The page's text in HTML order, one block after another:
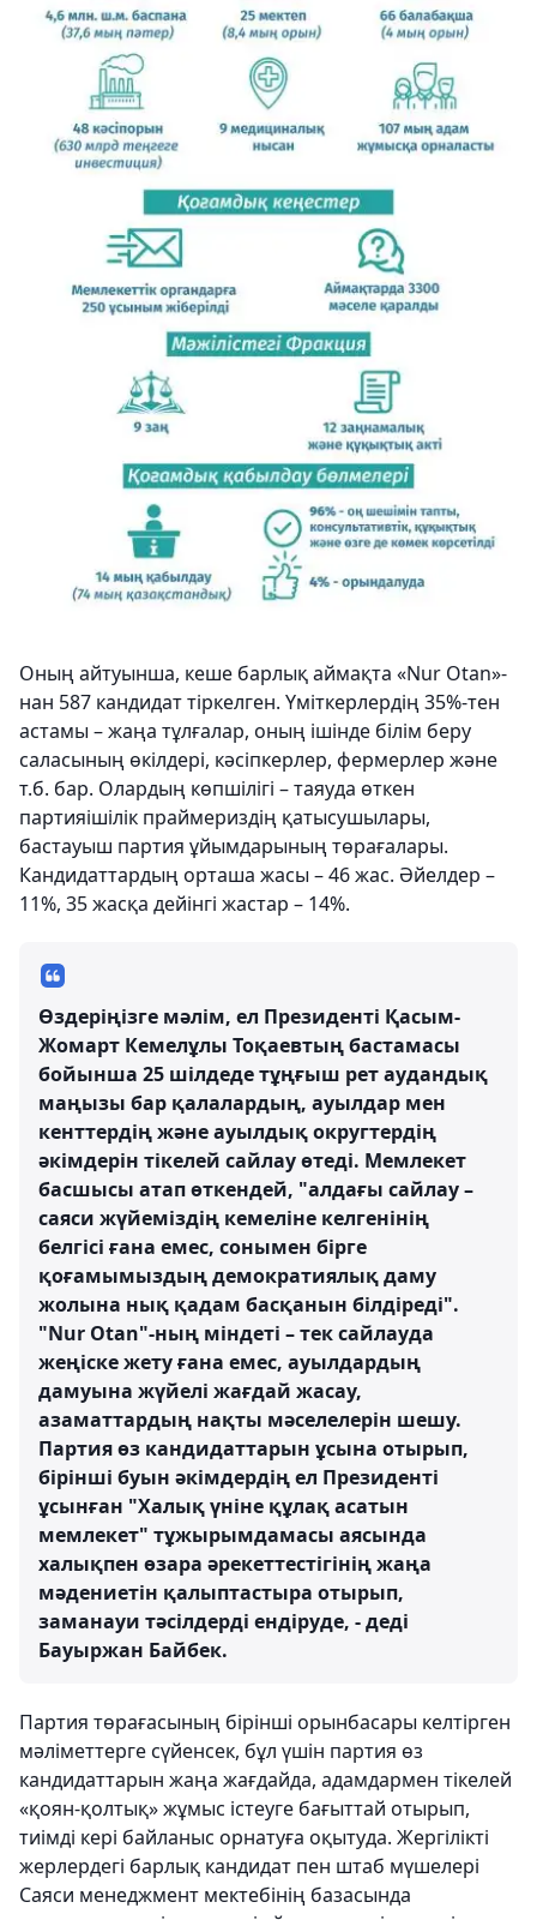
Оның айтуынша, кеше барлық аймақта «Nur Otan»-
нан 587 кандидат тіркелген. Үміткерлердің 35%-тен
астамы – жаңа тұлғалар, оның ішінде білім беру
саласының өкілдері, кәсіпкерлер, фермерлер және
т.б. бар. Олардың көпшілігі – таяуда өткен
партияішілік праймериздің қатысушылары,
бастауыш партия ұйымдарының төрағалары.
Кандидаттардың орташа жасы – 46 жас. Әйелдер –
11%, 35 жасқа дейінгі жастар – 14%.
Өздеріңізге мәлім, ел Президенті Қасым-
Жомарт Кемелұлы Тоқаевтың бастамасы
бойынша 25 шілдеде тұңғыш рет аудандық
маңызы бар қалалардың, ауылдар мен
кенттердің және ауылдық округтердің
әкімдерін тікелей сайлау өтеді. Мемлекет
басшысы атап өткендей, "алдағы сайлау –
саяси жүйеміздің кемеліне келгенінің
белгісі ғана емес, сонымен бірге
қоғамымыздың демократиялық даму
жолына нық қадам басқанын білдіреді".
"Nur Otan"-ның міндеті – тек сайлауда
жеңіске жету ғана емес, ауылдардың
дамуына жүйелі жағдай жасау,
азаматтардың нақты мәселелерін шешу.
Партия өз кандидаттарын ұсына отырып,
бірінші буын әкімдердің ел Президенті
ұсынған "Халық үніне құлақ асатын
мемлекет" тұжырымдамасы аясында
халықпен өзара әрекеттестігінің жаңа
мәдениетін қалыптастыра отырып,
заманауи тәсілдерді ендіруде, - деді
Бауыржан Байбек.
Партия төрағасының бірінші орынбасары келтірген
мәліметтерге сүйенсек, бұл үшін партия өз
кандидаттарын жаңа жағдайда, адамдармен тікелей
«қоян-қолтық» жұмыс істеуге бағыттай отырып,
тиімді кері байланыс орнатуға оқытуда. Жергілікті
жерлердегі барлық кандидат пен штаб мүшелері
Саяси менеджмент мектебінің базасында